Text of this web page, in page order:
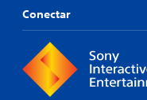
Conectar